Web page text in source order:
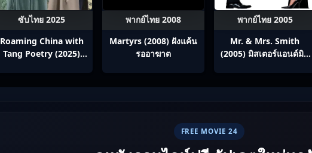
ซับไทย 2025
Roaming China with
Tang Poetry (2025)
พากย์ไทย 2008
Martyrs (2008) ฝังแค้น
รออาฆาต
พากย์ไทย 2005
Mr. & Mrs. Smith
(2005) มิสเตอร์แอนด์มิส
FREE MOVIE 24